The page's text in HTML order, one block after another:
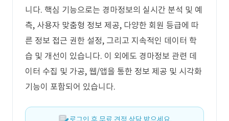
니다. 핵심 기능으로는 경마정보의 실시간 분석 및 예
측, 사용자 맞춤형 정보 제공, 다양한 회원 등급에 따
른 정보 접근 권한 설정, 그리고 지속적인 데이터 학
습 및 개선이 있습니다. 이 외에도 경마정보 관련 데
이터 수집 및 가공, 웹/앱을 통한 정보 제공 및 시각화
기능이 포함되어 있습니다.